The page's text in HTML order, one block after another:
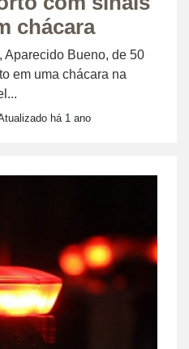
chácara
Aparecido Bueno, de 50
em uma chácara na
há 1 ano